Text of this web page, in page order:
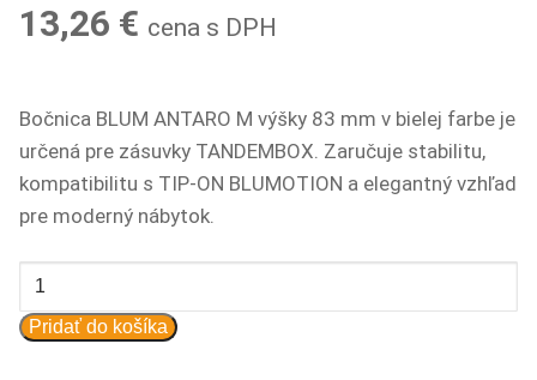
13,26 € cena s DPH
Bočnica BLUM ANTARO M výšky 83 mm v bielej farbe je
určená pre zásuvky TANDEMBOX. Zaručuje stabilitu,
kompatibilitu s TIP-ON BLUMOTION a elegantný vzhľad
pre moderný nábytok.
množstvo
ANT
bok
Pridať do košíka